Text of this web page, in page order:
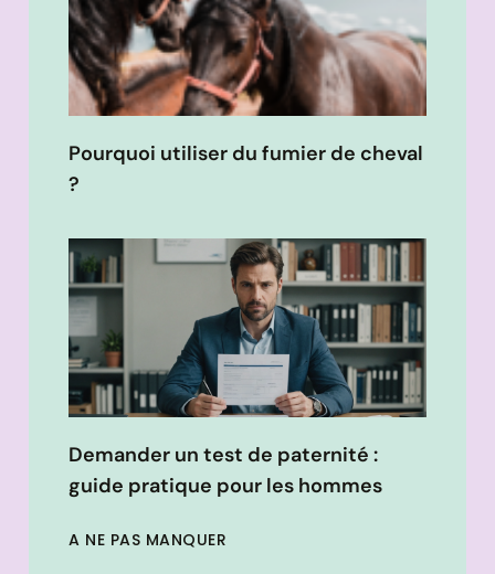
Pourquoi utiliser du fumier de cheval
?
Demander un test de paternité :
guide pratique pour les hommes
A NE PAS MANQUER